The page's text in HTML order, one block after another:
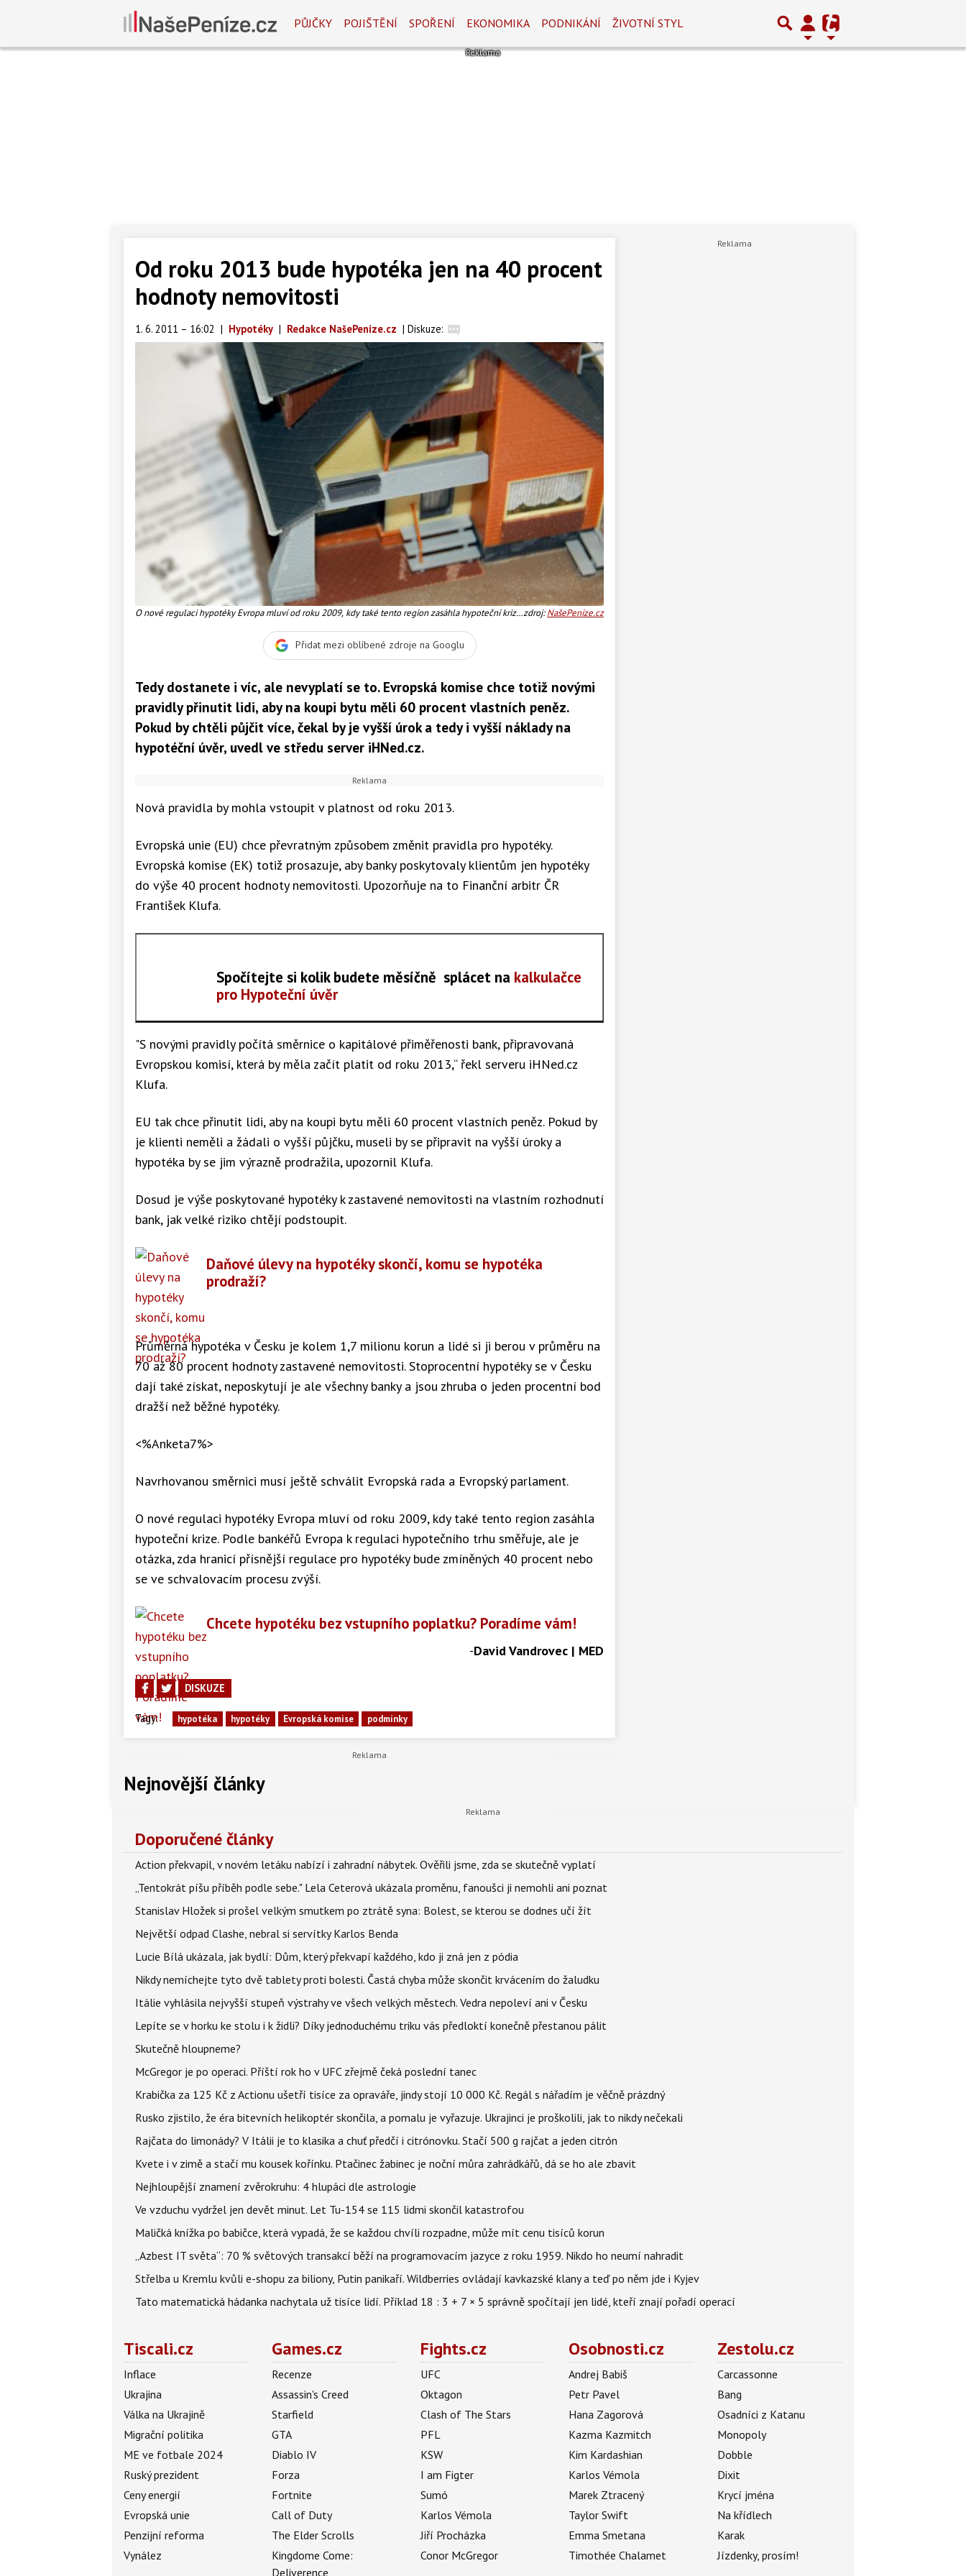
PŮJČKY POJIŠTĚNÍ SPOŘENÍ EKONOMIKA PODNIKÁNÍ ŽIVOTNÍ STYL
Od roku 2013 bude hypotéka jen na 40 procent
hodnoty nemovitosti
1. 6. 2011 – 16:02 | Hypotéky | Redakce NašePeníze.cz | Diskuze:
O nové regulaci hypotéky Evropa mluví od roku 2009, kdy také tento region zasáhla hypoteční krize,zdroj:NašePeníze.cz
Přidat mezi oblíbené zdroje na Googlu
Tedy dostanete i víc, ale nevyplatí se to. Evropská komise chce totiž novými
pravidly přinutit lidi, aby na koupi bytu měli 60 procent vlastních peněz.
Pokud by chtěli půjčit více, čekal by je vyšší úrok a tedy i vyšší náklady na
hypotéční úvěr, uvedl ve středu server iHNed.cz.
Nová pravidla by mohla vstoupit v platnost od roku 2013.
Evropská unie (EU) chce převratným způsobem změnit pravidla pro hypotéky.
Evropská komise (EK) totiž prosazuje, aby banky poskytovaly klientům jen hypotéky
do výše 40 procent hodnoty nemovitosti. Upozorňuje na to Finanční arbitr ČR
František Klufa.
Spočítejte si kolik budete měsíčně splácet na kalkulačce
pro Hypoteční úvěr
"S novými pravidly počítá směrnice o kapitálové přiměřenosti bank, připravovaná
Evropskou komisí, která by měla začít platit od roku 2013,“ řekl serveru iHNed.cz
Klufa.
EU tak chce přinutit lidi, aby na koupi bytu měli 60 procent vlastních peněz. Pokud by
je klienti neměli a žádali o vyšší půjčku, museli by se připravit na vyšší úroky a
hypotéka by se jim výrazně prodražila, upozornil Klufa.
Dosud je výše poskytované hypotéky k zastavené nemovitosti na vlastním rozhodnutí
bank, jak velké riziko chtějí podstoupit.
Daňové úlevy na hypotéky skončí, komu se hypotéka
prodraží?
Průměrná hypotéka v Česku je kolem 1,7 milionu korun a lidé si ji berou v průměru na
70 až 80 procent hodnoty zastavené nemovitosti. Stoprocentní hypotéky se v Česku
dají také získat, neposkytují je ale všechny banky a jsou zhruba o jeden procentní bod
dražší než běžné hypotéky.
<%Anketa7%>
Navrhovanou směrnici musí ještě schválit Evropská rada a Evropský parlament.
O nové regulaci hypotéky Evropa mluví od roku 2009, kdy také tento region zasáhla
hypoteční krize. Podle bankéřů Evropa k regulaci hypotečního trhu směřuje, ale je
otázka, zda hranicí přísnější regulace pro hypotéky bude zmíněných 40 procent nebo
se ve schvalovacím procesu zvýší.
Chcete hypotéku bez vstupního poplatku? Poradíme vám!
-David Vandrovec | MED
DISKUZE
Tagy: hypotéka hypotéky Evropská komise podmínky
Nejnovější články
Doporučené články
Action překvapil, v novém letáku nabízí i zahradní nábytek. Ověřili jsme, zda se skutečně vyplatí
„Tentokrát píšu příběh podle sebe." Lela Ceterová ukázala proměnu, fanoušci ji nemohli ani poznat
Stanislav Hložek si prošel velkým smutkem po ztrátě syna: Bolest, se kterou se dodnes učí žít
Největší odpad Clashe, nebral si servítky Karlos Benda
Lucie Bílá ukázala, jak bydlí: Dům, který překvapí každého, kdo ji zná jen z pódia
Nikdy nemíchejte tyto dvě tablety proti bolesti. Častá chyba může skončit krvácením do žaludku
Itálie vyhlásila nejvyšší stupeň výstrahy ve všech velkých městech. Vedra nepoleví ani v Česku
Lepíte se v horku ke stolu i k židli? Díky jednoduchému triku vás předloktí konečně přestanou pálit
Skutečně hloupneme?
McGregor je po operaci. Příští rok ho v UFC zřejmě čeká poslední tanec
Krabička za 125 Kč z Actionu ušetří tisíce za opraváře, jindy stojí 10 000 Kč. Regál s nářadím je věčně prázdný
Rusko zjistilo, že éra bitevních helikoptér skončila, a pomalu je vyřazuje. Ukrajinci je proškolili, jak to nikdy nečekali
Rajčata do limonády? V Itálii je to klasika a chuť předčí i citrónovku. Stačí 500 g rajčat a jeden citrón
Kvete i v zimě a stačí mu kousek kořínku. Ptačinec žabinec je noční můra zahrádkářů, dá se ho ale zbavit
Nejhloupější znamení zvěrokruhu: 4 hlupáci dle astrologie
Ve vzduchu vydržel jen devět minut. Let Tu-154 se 115 lidmi skončil katastrofou
Maličká knížka po babičce, která vypadá, že se každou chvíli rozpadne, může mít cenu tisíců korun
„Azbest IT světa“: 70 % světových transakcí běží na programovacím jazyce z roku 1959. Nikdo ho neumí nahradit
Střelba u Kremlu kvůli e-shopu za biliony, Putin panikaří. Wildberries ovládají kavkazské klany a teď po něm jde i Kyjev
Tato matematická hádanka nachytala už tisíce lidí. Příklad 18 : 3 + 7 × 5 správně spočítají jen lidé, kteří znají pořadí operací
Tiscali.cz
Inflace
Ukrajina
Válka na Ukrajině
Migrační politika
ME ve fotbale 2024
Ruský prezident
Ceny energií
Evropská unie
Penzijní reforma
Vynález
Games.cz
Recenze
Assassin's Creed
Starfield
GTA
Diablo IV
Forza
Fortnite
Call of Duty
The Elder Scrolls
Kingdome Come:
Deliverence
Fights.cz
UFC
Oktagon
Clash of The Stars
PFL
KSW
I am Figter
Sumó
Karlos Vémola
Jiří Procházka
Conor McGregor
Osobnosti.cz
Andrej Babiš
Petr Pavel
Hana Zagorová
Kazma Kazmitch
Kim Kardashian
Karlos Vémola
Marek Ztracený
Taylor Swift
Emma Smetana
Timothée Chalamet
Zestolu.cz
Carcassonne
Bang
Osadníci z Katanu
Monopoly
Dobble
Dixit
Krycí jména
Na křídlech
Karak
Jízdenky, prosím!